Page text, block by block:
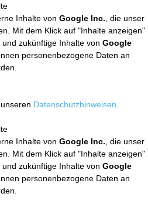
Inhalte von Google Inc. , die unser
Mit dem Klick auf "Inhalte anzeigen"
zukünftige Inhalte von Google
personenbezogene Daten an
Datenschutzhinweisen
Inhalte von Google Inc. , die unser
Mit dem Klick auf "Inhalte anzeigen"
zukünftige Inhalte von Google
personenbezogene Daten an